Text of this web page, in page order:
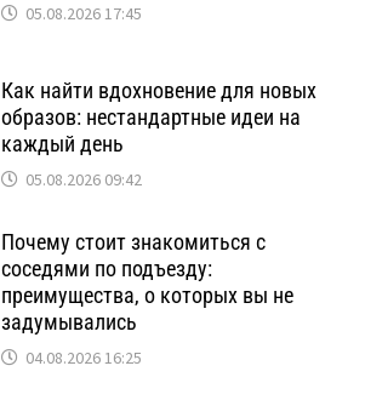
05.08.2026 17:45
Как найти вдохновение для новых
образов: нестандартные идеи на
каждый день
05.08.2026 09:42
Почему стоит знакомиться с
соседями по подъезду:
преимущества, о которых вы не
задумывались
04.08.2026 16:25